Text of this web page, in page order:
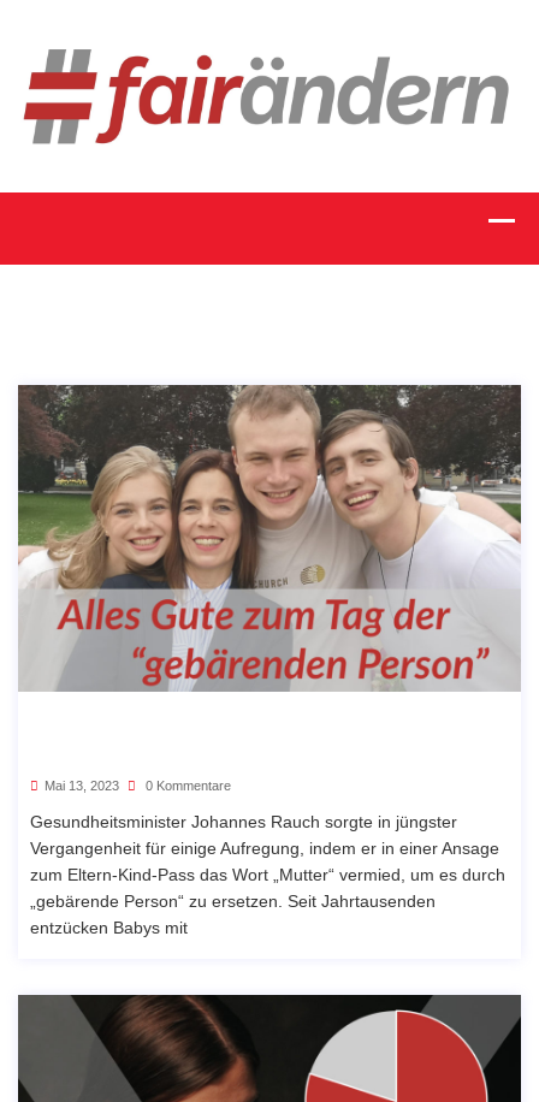
Mai 13, 2023 0 Kommentare
Gesundheitsminister Johannes Rauch sorgte in jüngster
Vergangenheit für einige Aufregung, indem er in einer Ansage
zum Eltern-Kind-Pass das Wort „Mutter“ vermied, um es durch
„gebärende Person“ zu ersetzen. Seit Jahrtausenden
entzücken Babys mit